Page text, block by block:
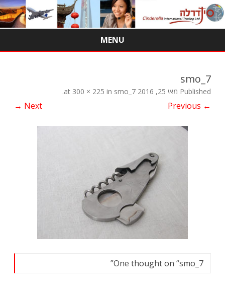
MENU
smo_7
Published מאי 25, 2016 300 × 225 in smo_7
.
← Previous
Next →
One thought on “smo_7
”